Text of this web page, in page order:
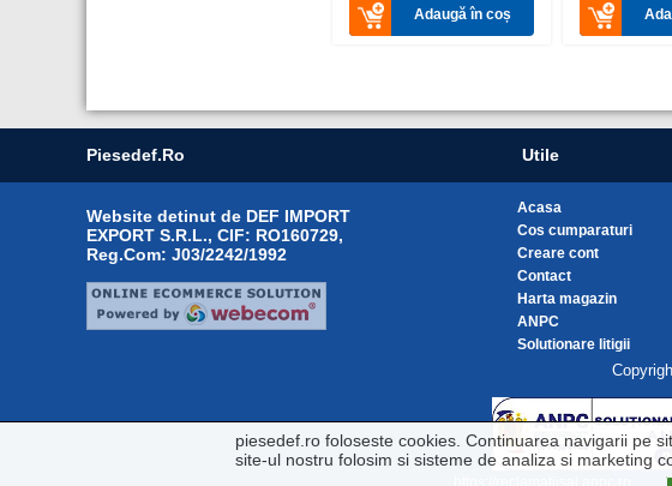
Adaugă în coș
Piesedef.ro Utile
Website detinut de DEF IMPORT
EXPORT S.R.L., CIF: RO160729,
Reg.Com: J03/2242/1992
Acasa
Cos cumparaturi
Creare cont
Contact
Harta magazin
ANPC
Solutionare litigii
piesedef.ro foloseste cookies. Continuarea navigarii pe
site-ul nostru folosim si sisteme de analiza si marketing